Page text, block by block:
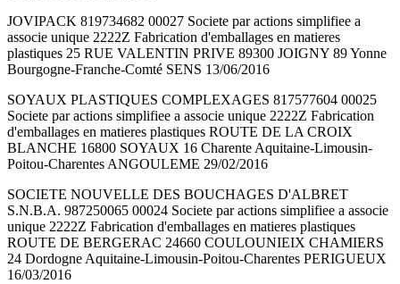
JOVIPACK 819734682 00027 Societe par actions simplifiee a
associe unique 2222Z Fabrication d'emballages en matieres
plastiques 25 RUE VALENTIN PRIVE 89300 JOIGNY 89 Yonne
Bourgogne-Franche-Comté SENS 13/06/2016
SOYAUX PLASTIQUES COMPLEXAGES 817577604 00025
Societe par actions simplifiee a associe unique 2222Z Fabrication
d'emballages en matieres plastiques ROUTE DE LA CROIX
BLANCHE 16800 SOYAUX 16 Charente Aquitaine-Limousin-
Poitou-Charentes ANGOULEME 29/02/2016
SOCIETE NOUVELLE DES BOUCHAGES D'ALBRET
S.N.B.A. 987250065 00024 Societe par actions simplifiee a associe
unique 2222Z Fabrication d'emballages en matieres plastiques
ROUTE DE BERGERAC 24660 COULOUNIEIX CHAMIERS
24 Dordogne Aquitaine-Limousin-Poitou-Charentes PERIGUEUX
16/03/2016